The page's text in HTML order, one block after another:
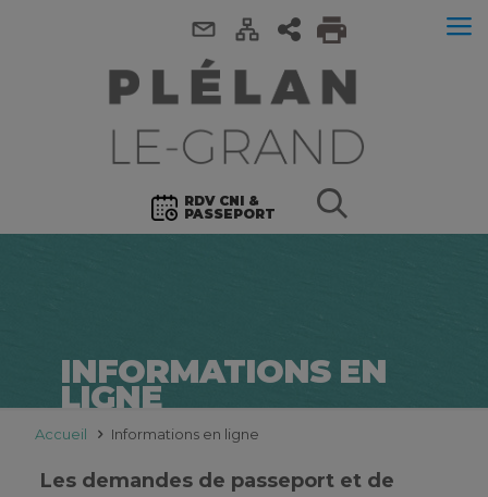
RDV CNI &
PASSEPORT
INFORMATIONS EN
LIGNE
Accueil Informations en ligne
Les demandes de passeport et de